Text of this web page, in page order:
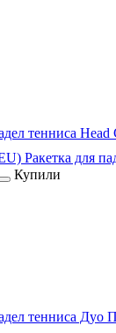
тенниса
Ракетка для
Купили
тенниса Дуо